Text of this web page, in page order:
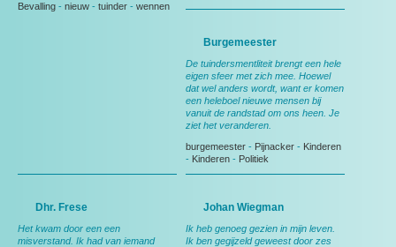
Bevalling - nieuw - tuinder - wennen
Burgemeester
De tuindersmentliteit brengt een hele
eigen sfeer met zich mee. Hoewel
dat wel anders wordt, want er komen
een heleboel nieuwe mensen bij
vanuit de randstad om ons heen. Je
ziet het veranderen.
burgemeester - Pijnacker - Kinderen
- Kinderen - Politiek
Dhr. Frese
Het kwam door een een
misverstand. Ik had van iemand
Johan Wiegman
Ik heb genoeg gezien in mijn leven.
Ik ben gegijzeld geweest door zes